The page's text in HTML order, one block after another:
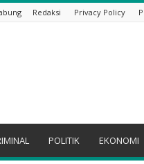
Redaksi Privacy Policy
POLITIK EKONOMI